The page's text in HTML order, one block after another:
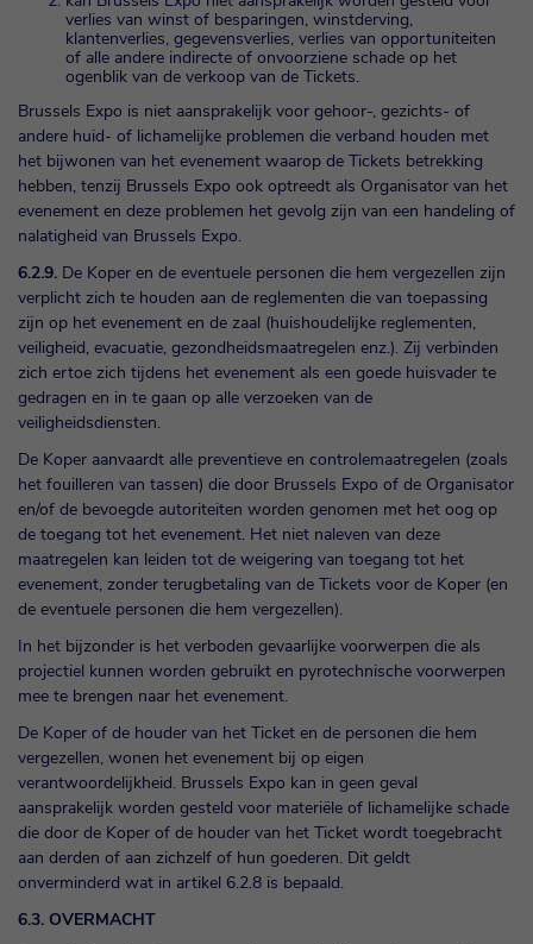
verlies van winst of besparingen, winstderving,
klantenverlies, gegevensverlies, verlies van opportuniteiten
of alle andere indirecte of onvoorziene schade op het
ogenblik van de verkoop van de Tickets.
Brussels Expo is niet aansprakelijk voor gehoor-, gezichts- of
andere huid- of lichamelijke problemen die verband houden met
het bijwonen van het evenement waarop de Tickets betrekking
hebben, tenzij Brussels Expo ook optreedt als Organisator van het
evenement en deze problemen het gevolg zijn van een handeling of
nalatigheid van Brussels Expo.
6.2.9. De Koper en de eventuele personen die hem vergezellen zijn
verplicht zich te houden aan de reglementen die van toepassing
zijn op het evenement en de zaal (huishoudelijke reglementen,
veiligheid, evacuatie, gezondheidsmaatregelen enz.). Zij verbinden
zich ertoe zich tijdens het evenement als een goede huisvader te
gedragen en in te gaan op alle verzoeken van de
veiligheidsdiensten.
De Koper aanvaardt alle preventieve en controlemaatregelen (zoals
het fouilleren van tassen) die door Brussels Expo of de Organisator
en/of de bevoegde autoriteiten worden genomen met het oog op
de toegang tot het evenement. Het niet naleven van deze
maatregelen kan leiden tot de weigering van toegang tot het
evenement, zonder terugbetaling van de Tickets voor de Koper (en
de eventuele personen die hem vergezellen).
In het bijzonder is het verboden gevaarlijke voorwerpen die als
projectiel kunnen worden gebruikt en pyrotechnische voorwerpen
mee te brengen naar het evenement.
De Koper of de houder van het Ticket en de personen die hem
vergezellen, wonen het evenement bij op eigen
verantwoordelijkheid. Brussels Expo kan in geen geval
aansprakelijk worden gesteld voor materiële of lichamelijke schade
die door de Koper of de houder van het Ticket wordt toegebracht
aan derden of aan zichzelf of hun goederen. Dit geldt
onverminderd wat in artikel 6.2.8 is bepaald.
6.3. OVERMACHT